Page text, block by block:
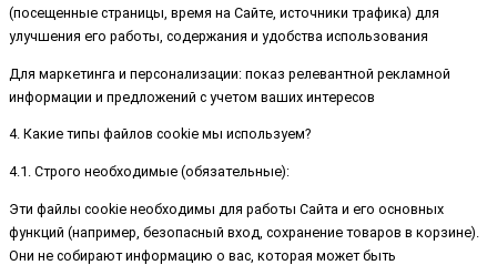
(посещенные страницы, время на Сайте, источники трафика) для
улучшения его работы, содержания и удобства использования
Для маркетинга и персонализации: показ релевантной рекламной
информации и предложений с учетом ваших интересов
4. Какие типы файлов cookie мы используем?
4.1. Строго необходимые (обязательные):
Эти файлы cookie необходимы для работы Сайта и его основных
функций (например, безопасный вход, сохранение товаров в корзине).
Они не собирают информацию о вас, которая может быть